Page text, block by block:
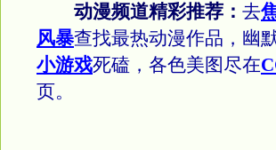
动漫频道精彩推荐： 去
风暴查找最热动漫作品，幽
小游戏死磕，各色美图尽在
页。